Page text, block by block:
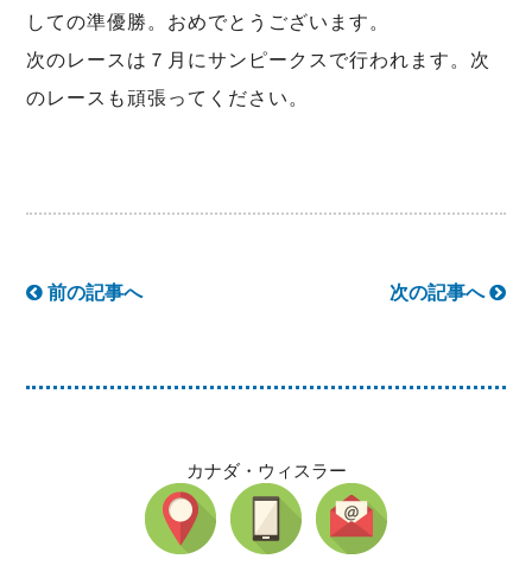
しての準優勝。おめでとうございます。
次のレースは７月にサンピークスで行われます。次
のレースも頑張ってください。
前の記事へ 次の記事へ
カナダ・ウィスラー